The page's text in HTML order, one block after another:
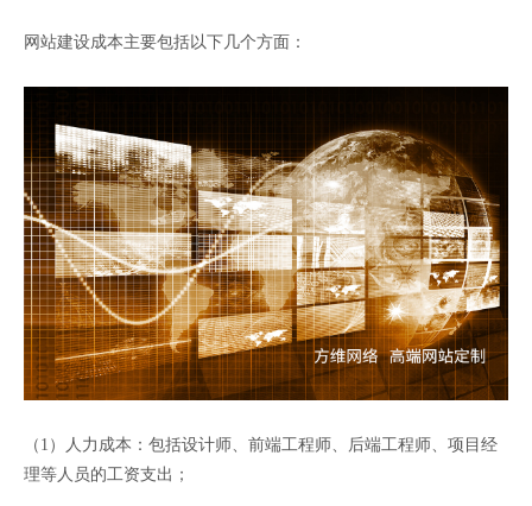
网站建设成本主要包括以下几个方面：
（1）人力成本：包括设计师、前端工程师、后端工程师、项目经
理等人员的工资支出；